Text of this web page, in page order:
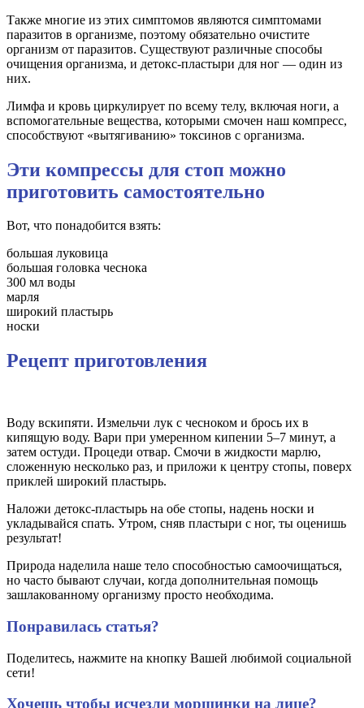
Также многие из этих симптомов являются симптомами
паразитов в организме, поэтому обязательно очистите
организм от паразитов. Существуют различные способы
очищения организма, и детокс-пластыри для ног — один из
них.
Лимфа и кровь циркулирует по всему телу, включая ноги, а
вспомогательные вещества, которыми смочен наш компресс,
способствуют «вытягиванию» токсинов с организма.
Эти компрессы для стоп можно
приготовить самостоятельно
Вот, что понадобится взять:
большая луковица
большая головка чеснока
300 мл воды
марля
широкий пластырь
носки
Рецепт приготовления
Воду вскипяти. Измельчи лук с чесноком и брось их в
кипящую воду. Вари при умеренном кипении 5–7 минут, а
затем остуди. Процеди отвар. Смочи в жидкости марлю,
сложенную несколько раз, и приложи к центру стопы, поверх
приклей широкий пластырь.
Наложи детокс-пластырь на обе стопы, надень носки и
укладывайся спать. Утром, сняв пластыри с ног, ты оценишь
результат!
Природа наделила наше тело способностью самоочищаться,
но часто бывают случаи, когда дополнительная помощь
зашлакованному организму просто необходима.
Понравилась статья?
Поделитесь, нажмите на кнопку Вашей любимой социальной
сети!
Хочешь чтобы исчезли морщинки на лице?